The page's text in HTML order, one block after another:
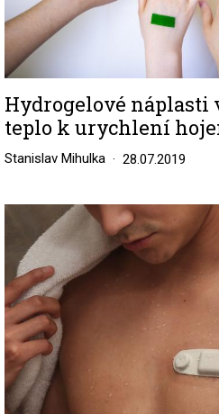
Hydrogelové
teplo k urychlení
Stanislav Mihulka 28.07.2019